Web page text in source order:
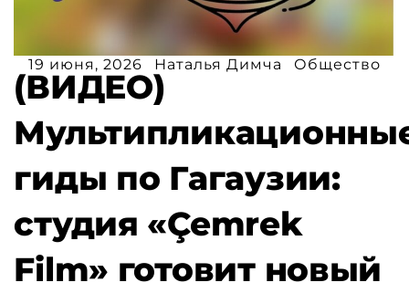
19 июня, 2026 Наталья Димча Общество
(ВИДЕО)
гиды по Гагаузии:
студия «Çemrek
Film» готовит новый